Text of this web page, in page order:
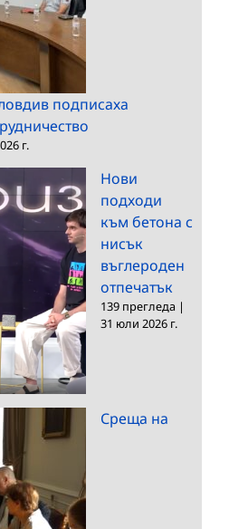
подписаха
г.
Нови
подходи
към бетона с
нисък
въглероден
отпечатък
139 прегледа |
31 юли 2026 г.
Среща на